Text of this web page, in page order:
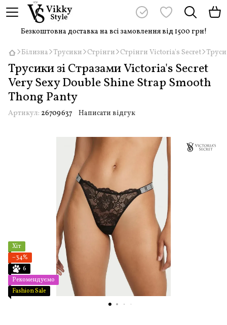
Безкоштовна доставка на всі замовлення від 1500 грн!
Білизна Трусики Стрінги Стрінги Victoria's Secret
Трусики зі Стразами Victoria's Secret
Very Sexy Double Shine Strap Smooth
Thong Panty
Артикул: 26709637 Написати відгук
Хіт
−34%
6
Рекомендуємо
Fashion Sale